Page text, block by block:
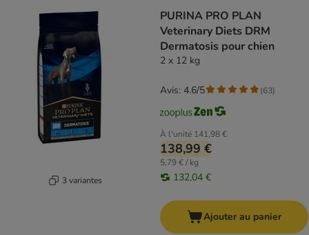
3 variantes
PURINA PRO PLAN
Veterinary Diets DRM
Dermatosis pour chien
2 x 12 kg
À l'unité 141,98 €
138,99 €
5,79 € / kg
132,04 €
Avis: 4.6/5 (63)
Ajouter au panier